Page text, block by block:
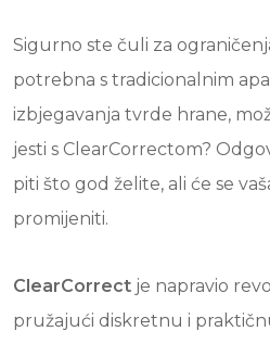
Sigurno ste čuli za
potrebna s tradicionalnim
izbjegavanja tvrde hrane,
jesti s ClearCorrectom?
piti što god želite, ali će se
promijeniti.
ClearCorrect je napravio
pružajući diskretnu i